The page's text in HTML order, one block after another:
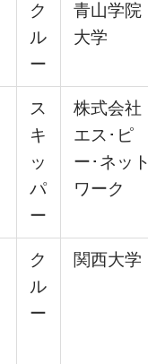
ク
ル
ー
⻘⼭学院
⼤学
ス
キ
ッ
パ
ー
株式会社
エス･ピ
ー･ネット
ワーク
ク
ル
ー
関⻄⼤学